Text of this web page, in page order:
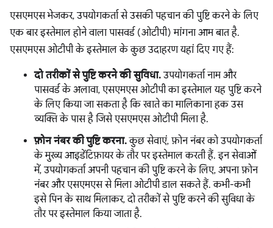
एसएमएस भेजकर, उपयोगकर्ता से उसकी पहचान की पुष्टि करने के लिए
एक बार इस्तेमाल होने वाला पासवर्ड (ओटीपी) मांगना आम बात है.
एसएमएस ओटीपी के इस्तेमाल के कुछ उदाहरण यहां दिए गए हैं:
दो तरीकों से पुष्टि करने की सुविधा. उपयोगकर्ता नाम और
पासवर्ड के अलावा, एसएमएस ओटीपी का इस्तेमाल यह पुष्टि करने
के लिए किया जा सकता है कि खाते का मालिकाना हक उस
व्यक्ति के पास है जिसे एसएमएस ओटीपी मिला है.
फ़ोन नंबर की पुष्टि करना.कुछ सेवाएं, फ़ोन नंबर को उपयोगकर्ता
के मुख्य आइडेंटिफ़ायर के तौर पर इस्तेमाल करती हैं. इन सेवाओं
में, उपयोगकर्ता अपनी पहचान की पुष्टि करने के लिए, अपना फ़ोन
नंबर और एसएमएस से मिला ओटीपी डाल सकते हैं. कभी-कभी
इसे पिन के साथ मिलाकर, दो तरीकों से पुष्टि करने की सुविधा के
तौर पर इस्तेमाल किया जाता है.